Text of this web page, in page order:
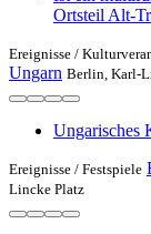
Ortsteil Alt-
Ereignisse /
Ungarn Berlin, Karl-
Ungarisches
Ereignisse / Festspiele
Lincke Platz